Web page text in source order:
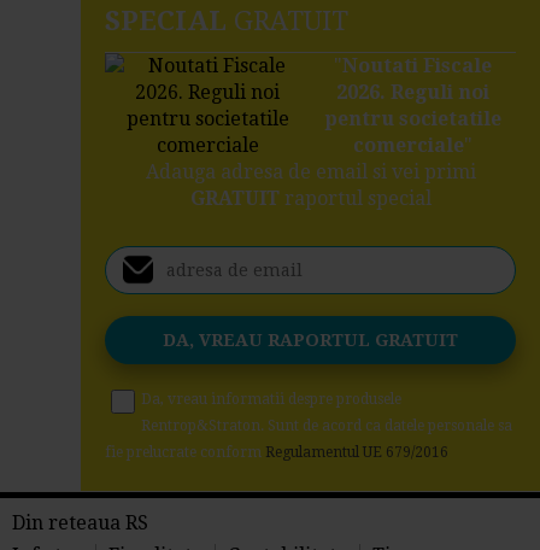
SPECIAL GRATUIT
"Noutati Fiscale
2026. Reguli noi
pentru societatile
comerciale"
Adauga adresa de email si vei primi
GRATUITraportul special
Da, vreau informatii despre produsele
Rentrop&Straton. Sunt de acord ca datele personale sa
fie prelucrate conform Regulamentul UE 679/2016
Din reteaua RS